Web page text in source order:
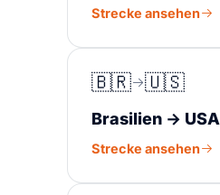
Strecke ansehen
🇧🇷 🇺🇸
Brasilien → USA
Strecke ansehen